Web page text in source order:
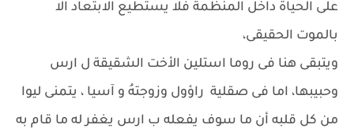
على الحياة داخل المنظمة فلا يستطيع الابتعاد الا
بالموت الحقيقى،
ويتبقى هنا فى روما استلين الأخت الشقيقة ل ارس
وحبيبها، اما فى صقلية راؤول وزوجتهُ و آسيا ، يتمنى ليوا
من كل قلبه أن ما سوف يفعله ب ارس يغفر له ما قام به